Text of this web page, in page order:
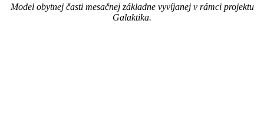
Model obytnej časti mesačnej základne vyvíjanej v rámci projektu
Galaktika.